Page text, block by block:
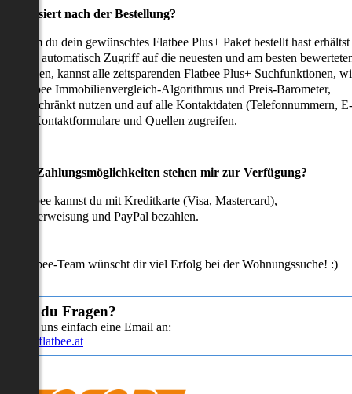
passiert nach der Bestellung?
du dein gewünschtes Flatbee Plus+ Paket bestellt hast erhältst
sofort automatisch Zugriff auf die neuesten und am besten
kannst alle zeitsparenden Flatbee Plus+ Suchfunktionen,
Flatbee Immobilienvergleich-Algorithmus und Preis-Barometer,
nutzen und auf alle Kontaktdaten (Telefonnummern, E-
Kontaktformulare und Quellen zugreifen.
Zahlungsmöglichkeiten stehen mir zur Verfügung?
Flatbee kannst du mit Kreditkarte (Visa, Mastercard),
und PayPal bezahlen.
Flatbee-Team wünscht dir viel Erfolg bei der Wohnungssuche! :)
Hast du Fragen?
Sende uns einfach eine Email an:
info@flatbee.at